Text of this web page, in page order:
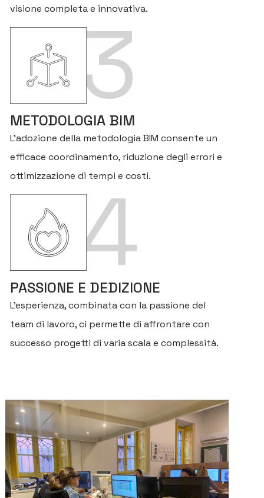
visione completa e innovativa.
3
METODOLOGIA BIM
L’adozione della metodologia BIM consente un
efficace coordinamento, riduzione degli errori e
ottimizzazione di tempi e costi.
4
PASSIONE E DEDIZIONE
L’esperienza, combinata con la passione del
team di lavoro, ci permette di affrontare con
successo progetti di varia scala e complessità.